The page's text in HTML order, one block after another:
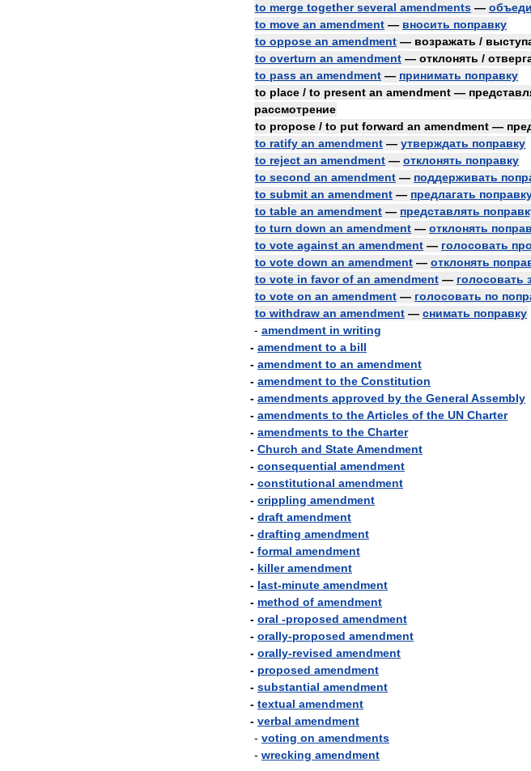
to merge together several amendments —
to move an amendment — вносить поправку
to oppose an amendment — возражать /
to overturn an amendment — отклонять /
to pass an amendment — принимать поправку
to place / to present an amendment —
рассмотрение
to propose / to put forward an amendment —
to ratify an amendment — утверждать поправку
to reject an amendment — отклонять поправку
to second an amendment — поддерживать
to submit an amendment — предлагать
to table an amendment — представлять
to turn down an amendment — отклонять
to vote against an amendment — голосовать
to vote down an amendment — отклонять
to vote in favor of an amendment — голосовать
to vote on an amendment — голосовать по
to withdraw an amendment — снимать поправку
- amendment in writing
- amendment to a bill
- amendment to an amendment
- amendment to the Constitution
- amendments approved by the General Assembly
- amendments to theArticles of the UN Charter
- amendments to the Charter
- Church and StateAmendment
- consequential amendment
- constitutional amendment
- crippling amendment
- draft amendment
- drafting amendment
- formal amendment
- killer amendment
- last-minute amendment
- method of amendment
- oral -proposed amendment
- orally-proposed amendment
- orally-revised amendment
- proposed amendment
- substantial amendment
- textual amendment
- verbal amendment
- voting on amendments
- wrecking amendment